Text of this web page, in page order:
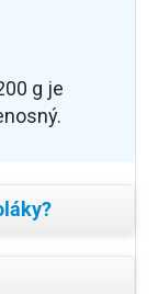
g je